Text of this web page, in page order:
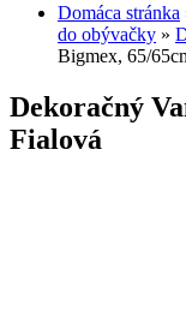
Domáca stránka
do obývačky »
Bigmex, 65/
Dekoračný
Fialová